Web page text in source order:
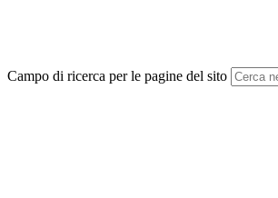
Campo di ricerca per le pagine del sito